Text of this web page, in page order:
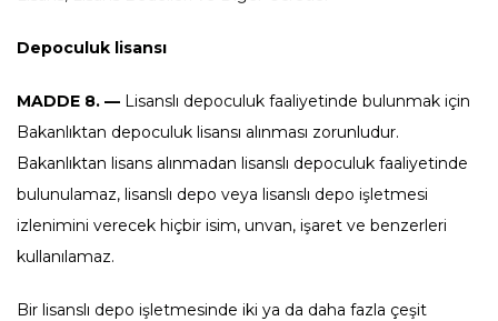
Depoculuk lisansı
MADDE 8. — Lisanslı depoculuk faaliyetinde bulunmak için
Bakanlıktan depoculuk lisansı alınması zorunludur.
Bakanlıktan lisans alınmadan lisanslı depoculuk faaliyetinde
bulunulamaz, lisanslı depo veya lisanslı depo işletmesi
izlenimini verecek hiçbir isim, unvan, işaret ve benzerleri
kullanılamaz.
Bir lisanslı depo işletmesinde iki ya da daha fazla çeşit